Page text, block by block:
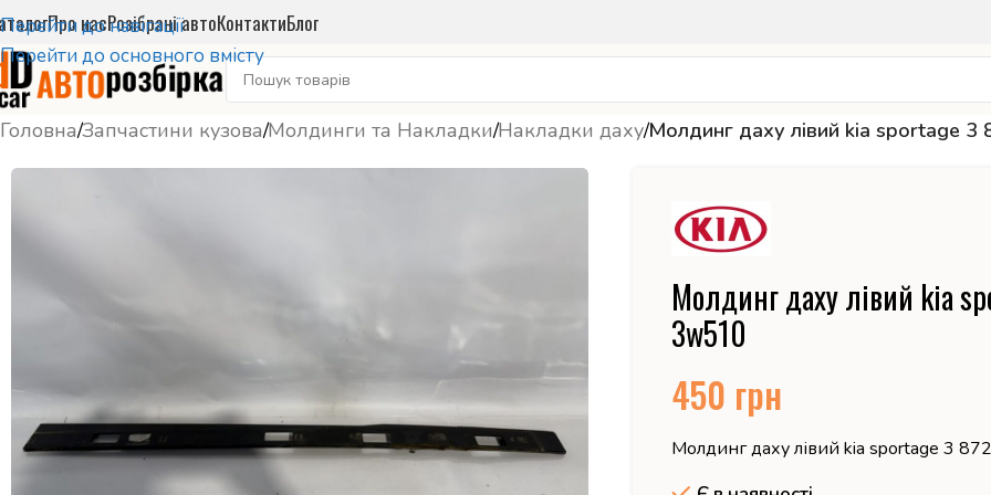
Перейти до навігації
Перейти до основного вмісту
Про насРозібрані автоКонтактиБлог
Головна/Запчастини кузова/Молдинги та Накладки/Накладки даху/Молдинг даху лівий kia sportage 3
Молдинг даху лівий kia
3w510
450 грн
Молдинг даху лівий kia sportage 3